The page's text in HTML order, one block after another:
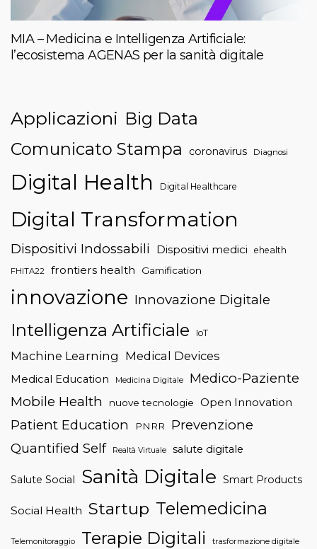
MIA – Medicina e Intelligenza Artificiale:
l’ecosistema AGENAS per la sanità digitale
Applicazioni Big Data
Comunicato Stampa
coronavirus Diagnosi
Digital Health Digital Healthcare
Digital Transformation
Dispositivi Indossabili Dispositivi medici ehealth
FHITA22 frontiers health Gamification
innovazione Innovazione Digitale
Intelligenza Artificiale IoT
Machine Learning Medical Devices
Medical Education Medicina Digitale
Medico-Paziente
Mobile Health
nuove tecnologie Open Innovation
Patient Education PNRR
Prevenzione
Quantified Self
Realtà Virtuale salute digitale
Salute Social Sanità Digitale Smart Products
Social Health Startup Telemedicina
Telemonitoraggio Terapie Digitali trasformazione digitale